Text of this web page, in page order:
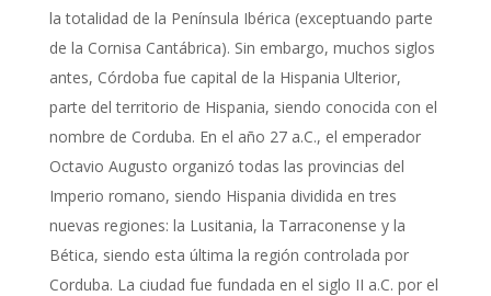
la totalidad de la Península Ibérica (exceptuando parte
de la Cornisa Cantábrica). Sin embargo, muchos siglos
antes, Córdoba fue capital de la Hispania Ulterior,
parte del territorio de Hispania, siendo conocida con el
nombre de Corduba. En el año 27 a.C., el emperador
Octavio Augusto organizó todas las provincias del
Imperio romano, siendo Hispania dividida en tres
nuevas regiones: la Lusitania, la Tarraconense y la
Bética, siendo esta última la región controlada por
Corduba. La ciudad fue fundada en el siglo II a.C. por el